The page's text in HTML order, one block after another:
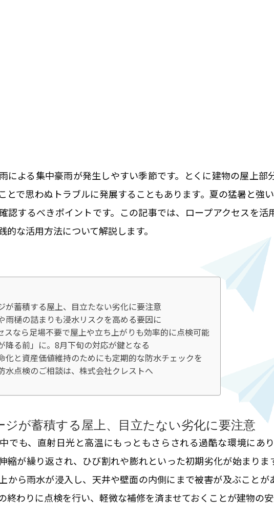
による集中豪雨が発生しやすい季節です。とくに建物の屋上
とで思わぬトラブルに発展することもあります。夏の猛暑と強
認するべきポイントです。この記事では、ロープアクセスを
的な活用方法について解説します。
が蓄積する屋上、目立たない劣化に要注意
雨樋の詰まりも浸水リスクを高める要因に
スなら足場不要で屋上や立ち上がりも効率的に点検可能
降る前」に。8月下旬の対応が鍵となる
化と資産価値維持のためにも定期的な防水チェックを
水点検のご相談は、株式会社クレストへ
ジが蓄積する屋上、目立たない劣化に要注意
でも、直射日光と高温にもっともさらされる過酷な環境にあ
縮が繰り返され、ひび割れや膨れといった初期劣化が始まり
から雨水が浸入し、天井や壁面の内側にまで被害が及ぶこと
終わりに点検を行い、軽微な補修を済ませておくことが建物の安